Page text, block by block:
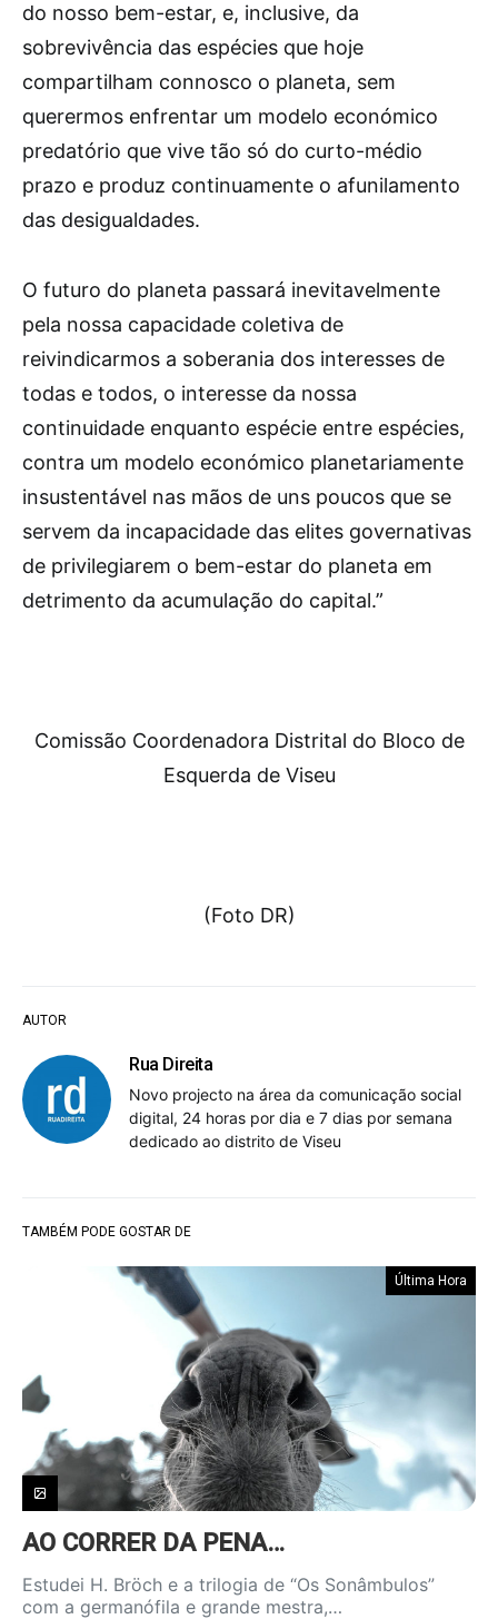
AUTOR
Rua Direita
Novo projecto na área da comunicação social
digital, 24 horas por dia e 7 dias por semana
dedicado ao distrito de Viseu
do nosso bem-estar, e, inclusive, da
sobrevivência das espécies que hoje
compartilham connosco o planeta, sem
querermos enfrentar um modelo económico
predatório que vive tão só do curto-médio
prazo e produz continuamente o afunilamento
das desigualdades.
O futuro do planeta passará inevitavelmente
pela nossa capacidade coletiva de
reivindicarmos a soberania dos interesses de
todas e todos, o interesse da nossa
continuidade enquanto espécie entre espécies,
contra um modelo económico planetariamente
insustentável nas mãos de uns poucos que se
servem da incapacidade das elites governativas
de privilegiarem o bem-estar do planeta em
detrimento da acumulação do capital.”
Comissão Coordenadora Distrital do Bloco de
Esquerda de Viseu
(Foto DR)
TAMBÉM PODE GOSTAR DE
Última Hora
AO CORRER DA PENA…
Estudei H. Bröch e a trilogia de “Os Sonâmbulos”
com a germanófila e grande mestra,…